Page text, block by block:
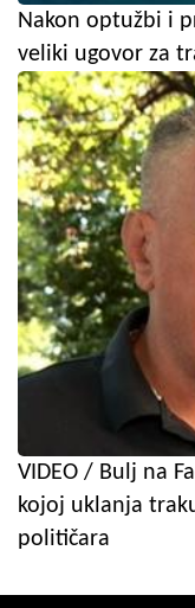
Nakon optužbi i
veliki ugovor za
VIDEO / Bulj na
kojoj uklanja
političara